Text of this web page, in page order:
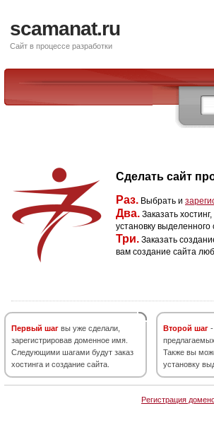
scamanat.ru
Сайт в процессе разработки
Сделать сайт
Раз. Выбрать и
Два. Заказать
установку выделенного
Три. Заказать
вам создание сайта
Первый шаг вы уже сделали,
зарегистрировав доменное имя.
Следующими шагами будут заказ
хостинга и создание сайта.
Второй шаг -
Также вы
установку
Регистрация